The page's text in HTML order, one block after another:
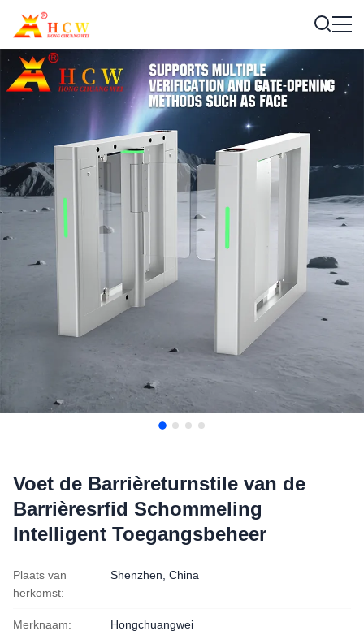
Voet de Barrièreturnstile van de
Barrièresrfid Schommeling
Intelligent Toegangsbeheer
Plaats van
herkomst:
Shenzhen, China
Merknaam: Hongchuangwei